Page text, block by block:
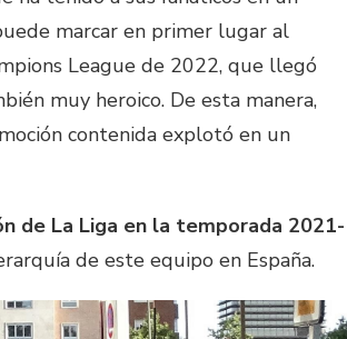
marcar en primer lugar al
League de 2022, que llegó
muy heroico. De esta manera,
contenida explotó en un
de La Liga en la temporada 2021-
de este equipo en España.